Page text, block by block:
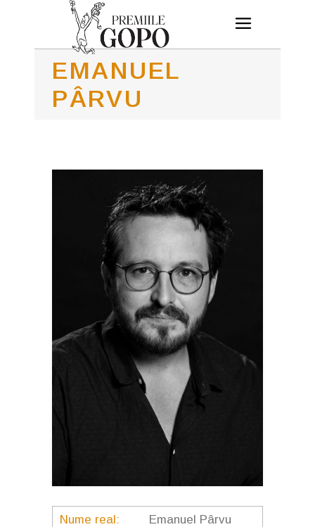
EMANUEL
PÂRVU
Nume real: Emanuel Pârvu